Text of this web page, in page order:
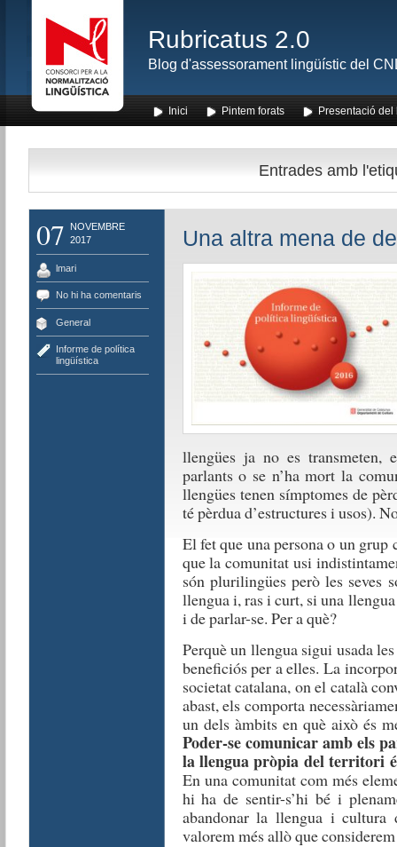
Rubricatus 2.0
Blog d'assessorament lingüístic del
Inici Pintem forats Presentació del
Entrades amb
07
NOVEMBRE
2017
lmari
No hi ha comentaris
General
Informe de política
lingüística
Una altra mena de
llengües ja no es transmeten,
parlants o se n’ha mort la
llengües tenen símptomes de
té pèrdua d’estructures i usos).
El fet que una persona o un
que la comunitat usi
són plurilingües però les seves
llengua i, ras i curt, si una
i de parlar-se. Per a què?
Perquè un llengua sigui usada
beneficiós per a elles. La
societat catalana, on el català
abast, els comporta
un dels àmbits en què això és
Poder-se comunicar amb els
la llengua pròpia del territori
En una comunitat com més
hi ha de sentir-s’hi bé i
abandonar la llengua i cultura
valorem més allò que